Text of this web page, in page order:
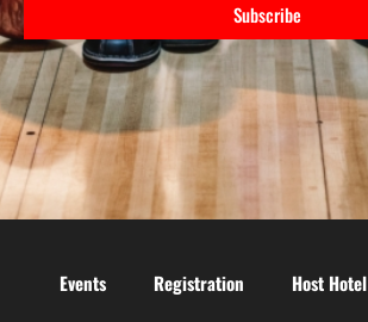
Subscribe
Events Registration Host Hotel